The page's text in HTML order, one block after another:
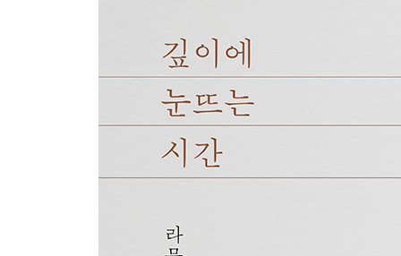
하루치 면역력을 키우는 곳
오늘 비, 내일 맑음
파슬리는 샐러드에, 계절은 화분에
구근을 심는 건 한 해를 심는 일
크리스마스로즈에게 배운 것